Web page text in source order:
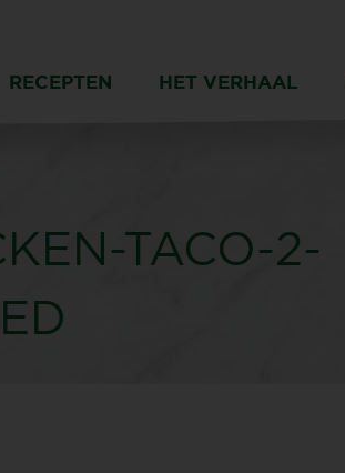
RECEPTEN HET VERHAAL
TACO-2-